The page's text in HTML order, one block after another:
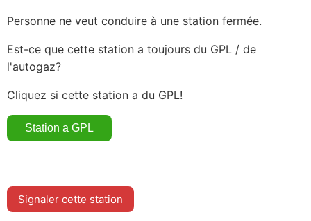
Personne ne veut conduire à une station fermée.
Est-ce que cette station a toujours du GPL / de
l'autogaz?
Cliquez si cette station a du GPL!
Signaler cette station